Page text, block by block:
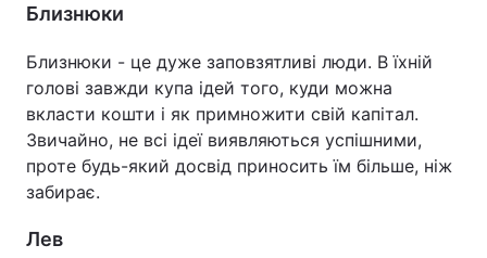
Близнюки
Близнюки - це дуже заповзятливі люди. В їхній
голові завжди купа ідей того, куди можна
вкласти кошти і як примножити свій капітал.
Звичайно, не всі ідеї виявляються успішними,
проте будь-який досвід приносить їм більше, ніж
забирає.
Лев